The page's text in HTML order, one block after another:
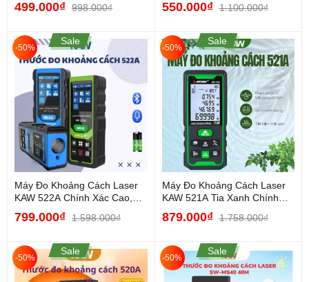
499.000₫ 998.000₫ 550.000₫ 1.100.000₫
-50%
Sale
Máy Đo Khoảng Cách Laser
KAW 522A Chính Xác Cao,
Đo Nhanh, Màn Hình LCD,...
799.000₫ 1.598.000₫
-50%
Sale
Máy Đo Khoảng Cách Laser
KAW 521A Tia Xanh Chính
Xác Cao, Đo Nhanh –...
879.000₫ 1.758.000₫
-50%
Sale
-50%
Sale